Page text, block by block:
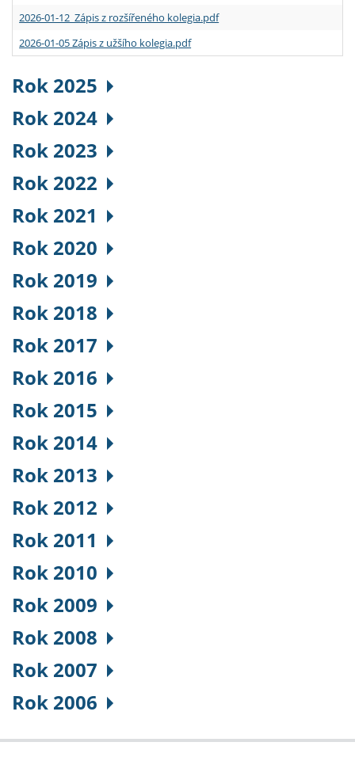
2026-01-12 Zápis z rozšířeného kolegia.pdf
2026-01-05 Zápis z užšího kolegia.pdf
Rok 2025
Rok 2024
Rok 2023
Rok 2022
Rok 2021
Rok 2020
Rok 2019
Rok 2018
Rok 2017
Rok 2016
Rok 2015
Rok 2014
Rok 2013
Rok 2012
Rok 2011
Rok 2010
Rok 2009
Rok 2008
Rok 2007
Rok 2006